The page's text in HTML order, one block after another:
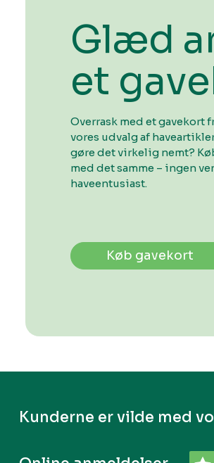
Glæd
et
Overrask med et gavekort
vores udvalg af
gøre det virkelig nemt?
med det samme – ingen
haveentusiast.
Køb gavekort
Kunderne er vilde med